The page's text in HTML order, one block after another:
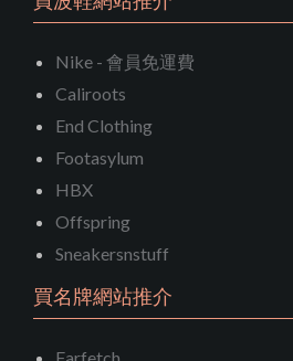
Nike - 會員免運費
Caliroots
End Clothing
Footasylum
HBX
Offspring
Sneakersnstuff
買名牌網站推介